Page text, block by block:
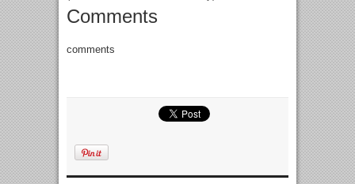
Comments
comments